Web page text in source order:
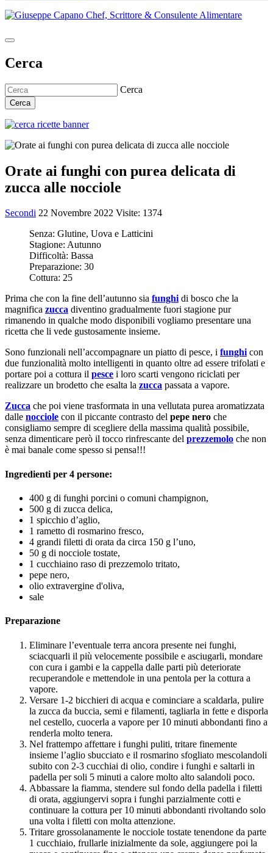
Cerca
Cerca
Cerca
Orate ai funghi con purea delicata di
zucca alle nocciole
Secondi 22 Novembre 2022 Visite: 1374
Senza: Glutine, Uova e Latticini
Stagione: Autunno
Difficoltà: Bassa
Preparazione: 30
Cottura: 25
Prima che con la fine dell’autunno sia funghidi bosco che la
magnifica zucca diventino gradualmente fuori stagione pur
rimanendo in qualche modo disponibili vogliamo presentare una
ricetta che li vede gustosamente insieme.
Sono funzionali nell’accompagnare un piatto di pesce, i funghicon
due funzionalità molto intelligenti in quanto oltre ad essere trifolati e
portare poi a cottura il pesce i loro scarti vengono riciclati per
realizzare un brodetto che esalta la zucca passata a vapore.
Zucca che poi viene trasformata in una vellutata purea aromatizzata
dalle nocciole con il piccante contrasto del pepe nero che
consigliamo sempre di scegliere della massima qualità possibile,
senza dimenticare però il tocco rinfrescante del prezzemolo che non
è mai banale come spesso si pensa!!!
Ingredienti per 4 persone:
400 g di funghi porcini o comuni champignon,
500 g di zucca delica,
1 spicchio d’aglio,
1 rametto di rosmarino fresco,
4 grandi filetti di orata da circa 150 g l’uno,
50 g di nocciole tostate,
1 cucchiaino raso di prezzemolo tritato,
pepe nero,
olio extravergine d'oliva,
sale
Preparazione
Eliminare l’eventuale terra ancora presente nei funghi,
sciacquarli il più velocemente possibile e asciugarli, mondare
con cura i gambi e la cappella dalle parti più deteriorate
recuperandole e mettendole in una pentola per la cottura a
vapore.
Versare 1-2 bicchieri di acqua e cominciare a scaldarla, pulire
la zucca da buccia, semi e filamenti, tagliarla in fette e disporla
nel cestello, cuocerla a vapore per 10 minuti abbondanti fino a
renderla molto tenera.
Nel frattempo affettare i funghi puliti, tritare finemente
insieme l’aglio sbucciato e il rosmarino sfogliato mescolandoli
subito con 2-3 cucchiai di olio, condire i funghi e saltarli in
padella per soli 5 minuti a calore molto alto salandoli poco.
Abbassare la fiamma, stendere sul fondo della padella i filetti
di orata, aggiungervi sopra i funghi parzialmente cotti e
continuare la cottura per 10 minuti abbondanti rivoltando solo
una volta i filetti con molta attenzione.
Tritare grossolanamente le nocciole tostate tenendone da parte
1 cucchiaio, frullarle inizialmente da sole, aggiungere poi la